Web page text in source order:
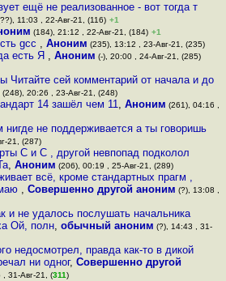
ещё не реализованное - вот тогда т
11:03 , 22-Авг-21, (116) +1
(184), 21:12 , 22-Авг-21, (184) +1
gcc ,Аноним (235), 13:12 , 23-Авг-21, (235)
есть Я , Аноним (-), 20:00 , 24-Авг-21, (285)
Читайте сей комментарий от начала и до
(248), 20:26 , 23-Авг-21, (248)
14 зашёл чем 11,Аноним (261), 04:16 ,
нигде не поддерживается а ты говоришь
21, (287)
С и С , другой невпопад подколол
, Аноним (206), 00:19 , 25-Авг-21, (289)
всё, кроме стандартных прагм ,
, Совершенно другой аноним (?), 13:08 ,
и не удалось послушать начальника
Ой, полн,обычный аноним (?), 14:43 , 31-
недосмотрел, правда как-то в дикой
ни одног, Совершенно другой
, 31-Авг-21, (311)